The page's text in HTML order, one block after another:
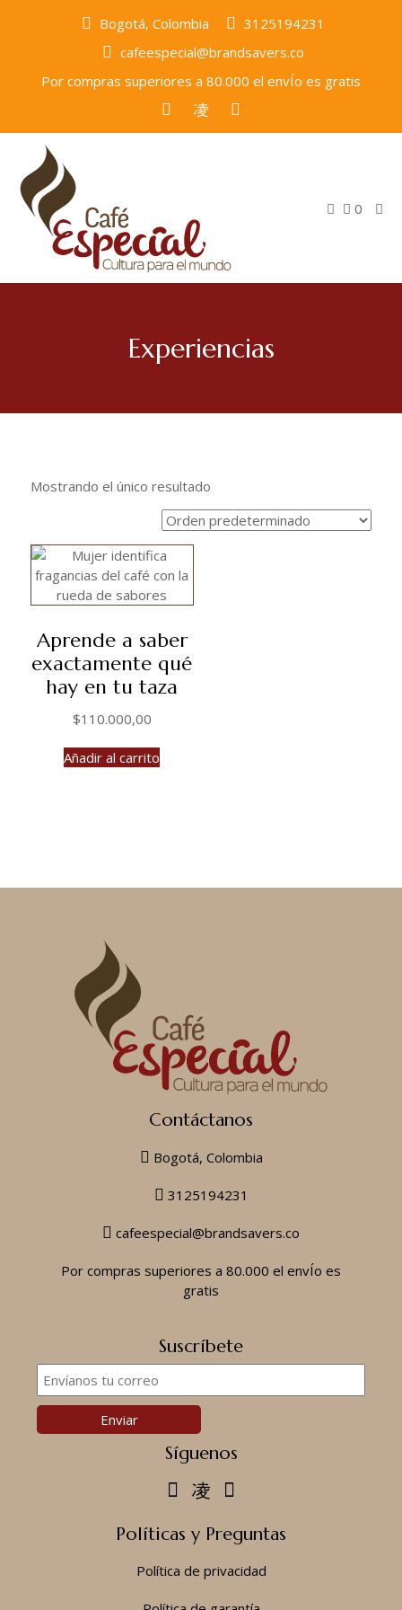
Bogotá, Colombia
3125194231
cafeespecial@brandsavers.co
Por compras superiores a 80.000 el envÍo es gratis
0
Experiencias
Mostrando el único resultado
Aprende a saber
exactamente qué
hay en tu taza
$110.000,00
Añadir al carrito
Contáctanos
Bogotá, Colombia
3125194231
cafeespecial@brandsavers.co
Por compras superiores a 80.000 el envÍo es
gratis
Suscríbete
Síguenos
Políticas y Preguntas
Política de privacidad